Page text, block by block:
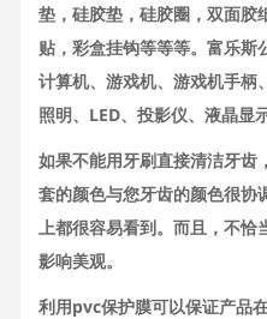
垫，硅胶垫，硅胶圈，双面胶
贴，彩盒挂钩等等等。富乐斯
计算机、游戏机、游戏机手柄
照明、LED、投影仪、液晶显
如果不能用牙刷直接清洁牙
套的颜色与您牙齿的颜色很协
上都很容易看到。而且，不恰
影响美观。
利用pvc保护膜可以保证产品